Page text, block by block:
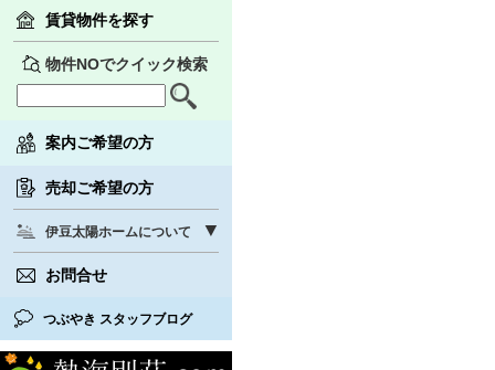
賃貸物件を探す
物件NOでクイック検索
案内ご希望の方
売却ご希望の方
伊豆太陽ホームについて
お問合せ
つぶやき スタッフブログ